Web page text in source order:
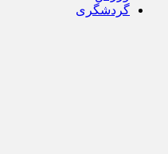
گردشگری